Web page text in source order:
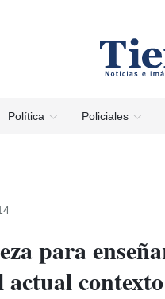
Política Policiales
para
actual